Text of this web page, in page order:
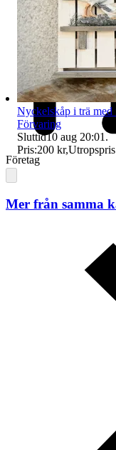
Företag
Nyckelskåp i trä
Förvaring
Sluttid10 aug 20:01 .
Pris:200 kr,Utropspris
Mer från samma